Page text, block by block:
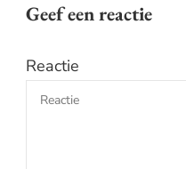
Geef een reactie
Reactie